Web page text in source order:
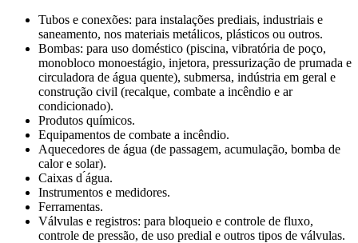
Tubos e conexões: para instalações prediais, industriais e
saneamento, nos materiais metálicos, plásticos ou outros.
Bombas: para uso doméstico (piscina, vibratória de poço,
monobloco monoestágio, injetora, pressurização de prumada e
circuladora de água quente), submersa, indústria em geral e
construção civil (recalque, combate a incêndio e ar
condicionado).
Produtos químicos.
Equipamentos de combate a incêndio.
Aquecedores de água (de passagem, acumulação, bomba de
calor e solar).
Caixas d ́água.
Instrumentos e medidores.
Ferramentas.
Válvulas e registros: para bloqueio e controle de fluxo,
controle de pressão, de uso predial e outros tipos de válvulas.